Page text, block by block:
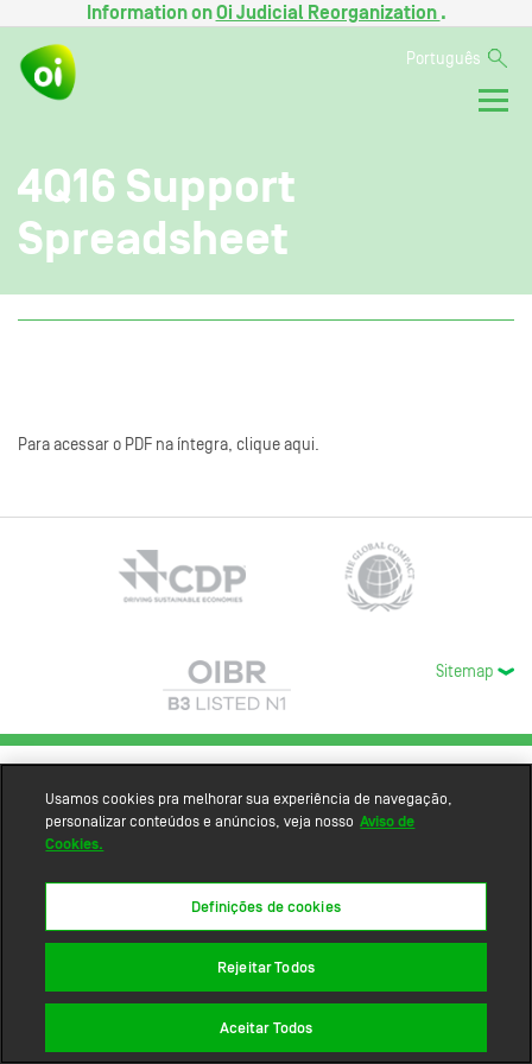
Information onOi Judicial Reorganization .
Português
4Q16 Support
Spreadsheet
Para acessar o PDF na íntegra, clique aqui.
Sitemap
Usamos cookies pra melhorar sua experiência de navegação,
personalizar conteúdos e anúncios, veja nosso Aviso de
Cookies.
Definições de cookies
Rejeitar Todos
Aceitar Todos